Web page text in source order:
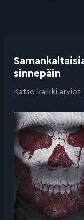
sinnepäin
Katso kaikki arviot